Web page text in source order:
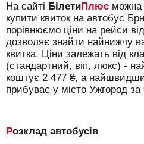
На сайті БілетиПлюс можна
купити квиток на автобус
порівнюємо ціни на рейси
дозволяє знайти найнижчу
квитка. Ціни залежать від
(стандартний, віп, люкс) -
коштує 2 477 ₴, а
прибуває у місто Ужгород за
Розклад автобусів